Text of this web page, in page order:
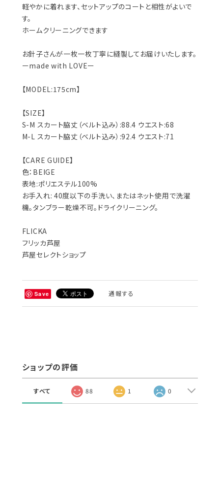
軽やかに着れます、セットアップのコートと相性がよいで
す。
ホームクリーニングできます
お針子さんが一枚一枚丁寧に縫製してお届けいたします。
ーmade with LOVEー
【MODEL:175cm】
【SIZE】
S-M スカート脇丈（ベルト込み）:88.4 ウエスト:68
M-L スカート脇丈（ベルト込み）:92.4 ウエスト:71
【CARE GUIDE】
色：BEIGE
表地:ポリエステル100%
お手入れ: 40度以下の手洗い、またはネット使用で洗濯
機。タンブラー乾燥不可。ドライクリーニング。
FLICKA
フリッカ芦屋
芦屋セレクトショップ
Save 通報する
ショップの評価
すべて 88 1 0